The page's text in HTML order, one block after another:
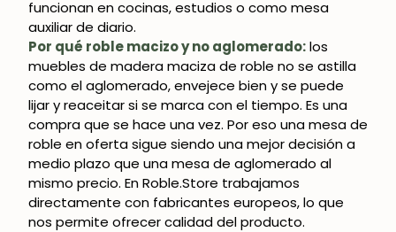
funcionan en cocinas, estudios o como mesa
auxiliar de diario.
Por qué roble macizo y no aglomerado:los
muebles de madera maciza de roble no se astilla
como el aglomerado, envejece bien y se puede
lijar y reaceitar si se marca con el tiempo. Es una
compra que se hace una vez. Por eso una mesa de
roble en oferta sigue siendo una mejor decisión a
medio plazo que una mesa de aglomerado al
mismo precio. En Roble.Store trabajamos
directamente con fabricantes europeos, lo que
nos permite ofrecer calidad del producto.